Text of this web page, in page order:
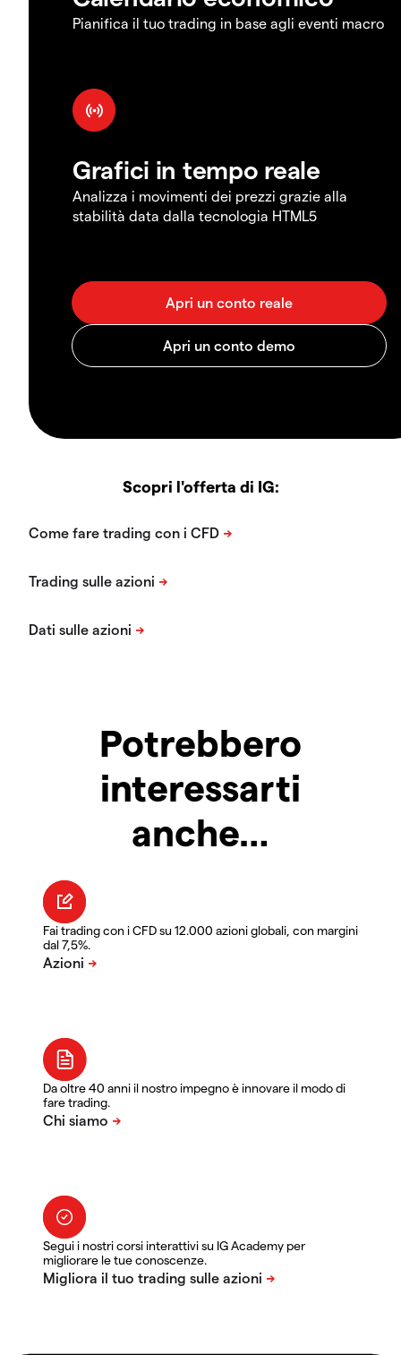
Pianifica il tuo trading in base agli eventi macro
Grafici in tempo reale
Analizza i movimenti dei prezzi grazie alla
stabilità data dalla tecnologia HTML5
Scopri l'offerta di IG:
Potrebbero
interessarti
anche…
Fai trading con i CFD su 12.000 azioni globali, con margini
dal 7,5%.
Da oltre 40 anni il nostro impegno è innovare il modo di
fare trading.
Segui i nostri corsi interattivi su IG Academy per
migliorare le tue conoscenze.